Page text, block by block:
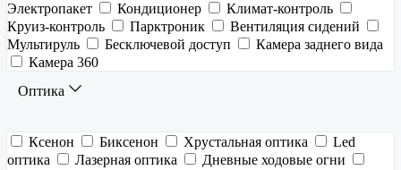
Электропакет
Кондиционер
Климат-контроль
Круиз-контроль
Парктроник
Вентиляция сидений
Мультируль
Бесключевой доступ
Камера заднего вида
Камера 360
Оптика
Ксенон Биксенон Хрустальная оптика
Led
оптика
Лазерная оптика
Дневные ходовые огни